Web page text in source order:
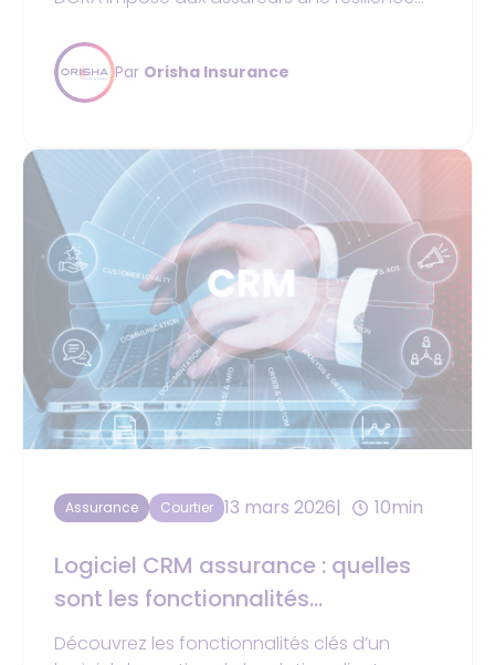
tests de pénétration et surveillance des
prestataires. Pour garantir la conformité et
éviter des sanctions, Orisha Insurance
qui automatisent le reporting réglementaire
des mutuelles et courtiers.
Par Orisha Insurance
Assurance Courtier 13 mars 2026 10min
Logiciel CRM assurance : quelles
sont les fonctionnalités
indispensables
Découvrez les fonctionnalités clés d’un